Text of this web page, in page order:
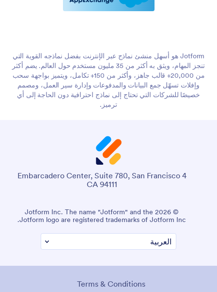
Jotform هو أسهل منشئ نماذج عبر الإنترنت بفضل نماذجه القوية التي
تنجز المهام، ويثق به أكثر من 35 مليون مستخدم حول العالم. يضم أكثر
من 20,000+ قالب جاهز، وأكثر من 150+ تكامل، ويتميز بواجهة سحب
وإفلات تسهّل جمع البيانات والمدفوعات وإدارة سير العمل، ومصمم
خصيصًا للشركات التي تحتاج إلى نماذج احترافية دون الحاجة إلى أي
ترميز.
4 Embarcadero Center, Suite 780, San Francisco
CA 94111
© 2026 Jotform Inc. The name "Jotform" and the
Jotform logo are registered trademarks of Jotform Inc.
Terms & Conditions